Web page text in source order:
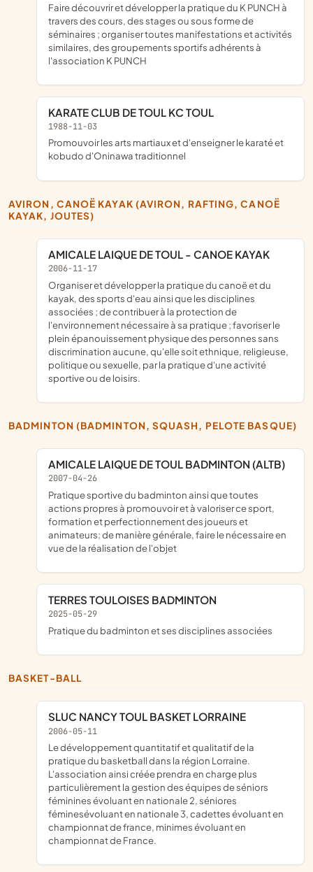
faire découvrir et développer la pratique du K PUNCH à
travers des cours, des stages ou sous forme de
séminaires ; organiser toutes manifestations et activités
similaires, des groupements sportifs adhérents à
l'association K PUNCH
KARATE CLUB DE TOUL KC TOUL
1988-11-03
promouvoir les arts martiaux et d'enseigner le karaté et
kobudo d'Oninawa traditionnel
AVIRON, CANOË KAYAK (AVIRON, RAFTING, CANOË
KAYAK, JOUTES)
AMICALE LAIQUE DE TOUL - CANOE KAYAK
2006-11-17
organiser et développer la pratique du canoë et du
kayak, des sports d'eau ainsi que les disciplines
associées ; de contribuer à la protection de
l'environnement nécessaire à sa pratique ; favoriser le
plein épanouissement physique des personnes sans
discrimination aucune, qu'elle soit ethnique, religieuse,
politique ou sexuelle, par la pratique d'une activité
sportive ou de loisirs.
BADMINTON (BADMINTON, SQUASH, PELOTE BASQUE)
AMICALE LAIQUE DE TOUL BADMINTON (ALTB)
2007-04-26
pratique sportive du badminton ainsi que toutes
actions propres à promouvoir et à valoriser ce sport,
formation et perfectionnement des joueurs et
animateurs; de manière générale, faire le nécessaire en
vue de la réalisation de l'objet
TERRES TOULOISES BADMINTON
2025-05-29
pratique du badminton et ses disciplines associées
BASKET-BALL
SLUC NANCY TOUL BASKET LORRAINE
2006-05-11
le développement quantitatif et qualitatif de la
pratique du basketball dans la région Lorraine.
L'association ainsi créée prendra en charge plus
particulièrement la gestion des équipes de séniors
féminines évoluant en nationale 2, séniores
féminesévoluant en nationale 3, cadettes évoluant en
championnat de france, minimes évoluant en
championnat de France.